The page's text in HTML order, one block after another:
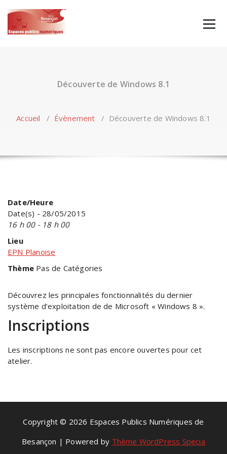
content
Découverte de Windows 8.1
Accueil / Évènement / Découverte de Windows 8.1
Date/Heure
Date(s) - 28/05/2015
16 h 00 - 18 h 00
Lieu
EPN Planoise
Thème Pas de Catégories
Découvrez les principales fonctionnalités du dernier
système d’exploitation de de Microsoft « Windows 8 ».
Inscriptions
Les inscriptions ne sont pas encore ouvertes pour cet
atelier.
Copyright © 2026 Espaces Publics Numériques de
Besançon | Powered by Thème WordPress Specia